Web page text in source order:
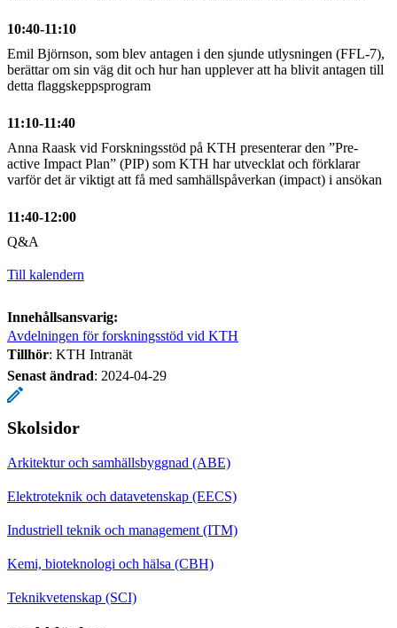
10:40-11:10
Emil Björnson, som blev antagen i den sjunde utlysningen (FFL-7),
berättar om sin väg dit och hur han upplever att ha blivit antagen till
detta flaggskeppsprogram
11:10-11:40
Anna Raask vid Forskningsstöd på KTH presenterar den ”Pre-
active Impact Plan” (PIP) som KTH har utvecklat och förklarar
varför det är viktigt att få med samhällspåverkan (impact) i ansökan
11:40-12:00
Q&A
Till kalendern
Innehållsansvarig:
Avdelningen för forskningsstöd vid KTH
Tillhör: KTH Intranät
Senast ändrad: 2024-04-29
Skolsidor
Arkitektur och samhällsbyggnad (ABE)
Elektroteknik och datavetenskap (EECS)
Industriell teknik och management (ITM)
Kemi, bioteknologi och hälsa (CBH)
Teknikvetenskap (SCI)